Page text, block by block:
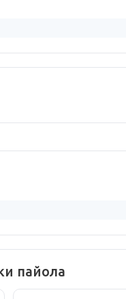
пайола